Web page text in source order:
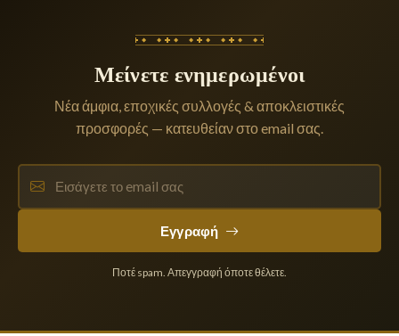
Μείνετε ενημερωμένοι
Νέα άμφια, εποχικές συλλογές & αποκλειστικές
προσφορές — κατευθείαν στο email σας.
Εγγραφή
Ποτέ spam. Απεγγραφή όποτε θέλετε.